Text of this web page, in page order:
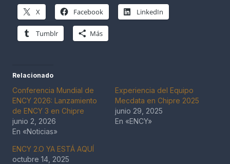
X Facebook LinkedIn
Tumblr Más
Relacionado
Conferencia Mundial de
ENCY 2026: Lanzamiento
de ENCY 3 en Chipre
junio 2, 2026
En «Noticias»
Experiencia del Equipo
Mecdata en Chipre 2025
junio 29, 2025
En «ENCY»
ENCY 2.O YA ESTÁ AQUÍ
octubre 14, 2025